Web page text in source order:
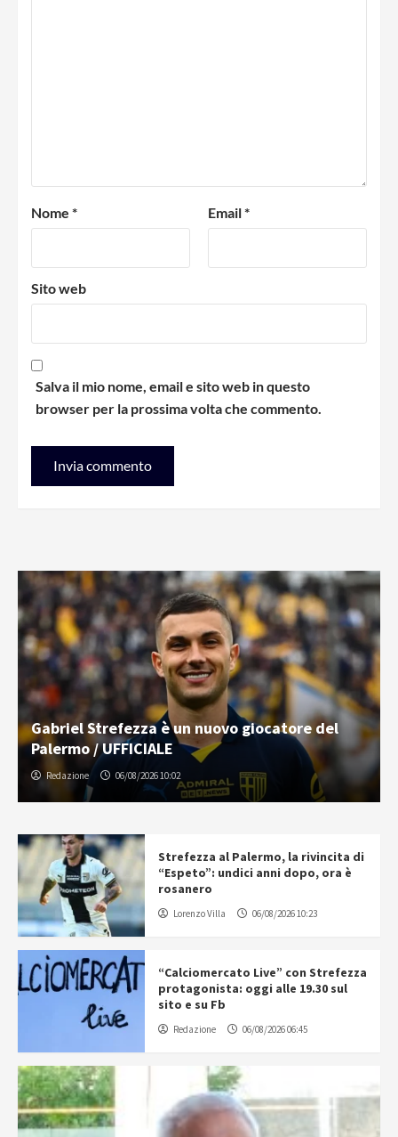
Nome * Email*
Sito web
Salva il mio nome, email e sito web in questo
browser per la prossima volta che commento.
Gabriel Strefezza è un nuovo giocatore del
Palermo / UFFICIALE
Redazione 06/08/2026 10:02
Strefezza al Palermo, la rivincita di
“Espeto”: undici anni dopo, ora è
rosanero
Lorenzo Villa 06/08/2026 10:23
“Calciomercato Live” con Strefezza
protagonista: oggi alle 19.30 sul
sito e su Fb
Redazione 06/08/2026 06:45